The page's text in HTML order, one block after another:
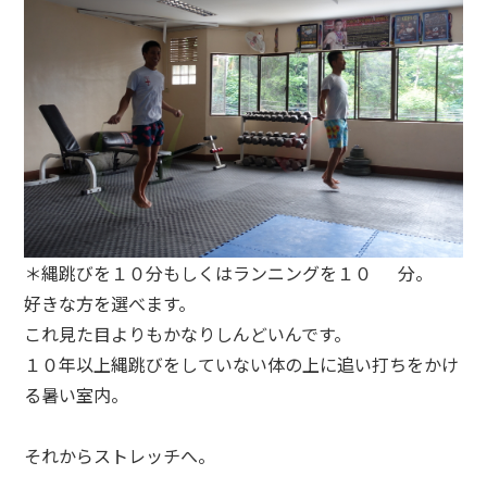
＊縄跳びを１０分もしくはランニングを１０ 分。
好きな方を選べます。
これ見た目よりもかなりしんどいんです。
１０年以上縄跳びをしていない体の上に追い打ちをかけ
る暑い室内。
それからストレッチへ。